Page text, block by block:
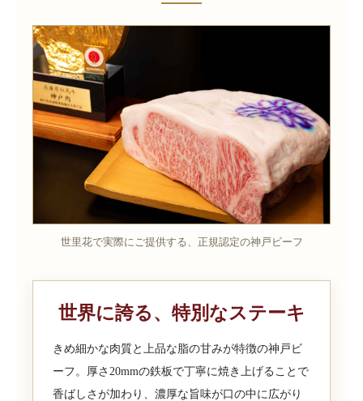
世里花で実際にご提供する、正規認定の神戸ビーフ
世界に誇る、特別なステーキ
きめ細かな肉質と上品な脂の甘みが特徴の神戸ビ
ーフ。厚さ20mmの鉄板で丁寧に焼き上げることで
香ばしさが加わり、濃厚な旨味が口の中に広がり